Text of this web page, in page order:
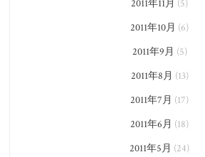
2011年11月 (5)
2011年10月 (6)
2011年9月 (5)
2011年8月 (13)
2011年7月 (17)
2011年6月 (18)
2011年5月 (24)